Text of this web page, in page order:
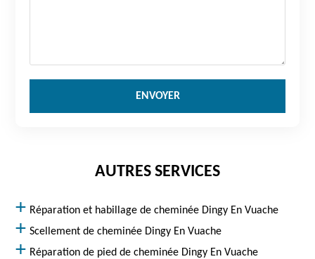
AUTRES SERVICES
Réparation et habillage de cheminée Dingy En Vuache
Scellement de cheminée Dingy En Vuache
Réparation de pied de cheminée Dingy En Vuache